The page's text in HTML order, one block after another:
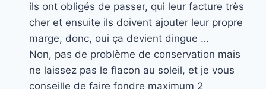
ils ont obligés de passer, qui leur facture très
cher et ensuite ils doivent ajouter leur propre
marge, donc, oui ça devient dingue …
Non, pas de problème de conservation mais
ne laissez pas le flacon au soleil, et je vous
conseille de faire fondre maximum 2